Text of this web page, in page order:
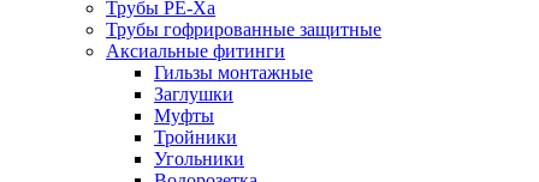
Трубы РЕ-Ха
Трубы гофрированные защитные
Аксиальные фитинги
Гильзы монтажные
Заглушки
Муфты
Тройники
Угольники